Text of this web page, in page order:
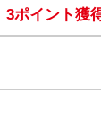
3ポイント獲